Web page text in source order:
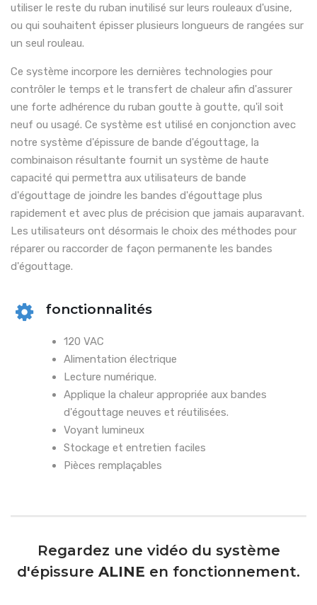
utiliser le reste du ruban inutilisé sur leurs rouleaux d'usine,
ou qui souhaitent épisser plusieurs longueurs de rangées sur
un seul rouleau.
Ce système incorpore les dernières technologies pour
contrôler le temps et le transfert de chaleur afin d'assurer
une forte adhérence du ruban goutte à goutte, qu'il soit
neuf ou usagé. Ce système est utilisé en conjonction avec
notre système d'épissure de bande d'égouttage, la
combinaison résultante fournit un système de haute
capacité qui permettra aux utilisateurs de bande
d'égouttage de joindre les bandes d'égouttage plus
rapidement et avec plus de précision que jamais auparavant.
Les utilisateurs ont désormais le choix des méthodes pour
réparer ou raccorder de façon permanente les bandes
d'égouttage.
fonctionnalités
120 VAC
Alimentation électrique
Lecture numérique.
Applique la chaleur appropriée aux bandes
d'égouttage neuves et réutilisées.
Voyant lumineux
Stockage et entretien faciles
Pièces remplaçables
Regardez une vidéo du système
d'épissure ALINE en fonctionnement.